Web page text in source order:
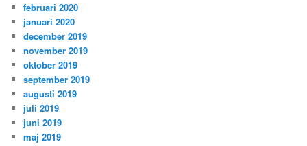
februari 2020
januari 2020
december 2019
november 2019
oktober 2019
september 2019
augusti 2019
juli 2019
juni 2019
maj 2019